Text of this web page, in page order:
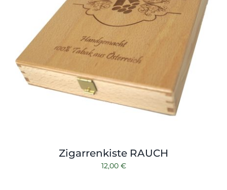
Zigarrenkiste RAUCH
12,00 €